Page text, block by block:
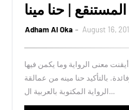
| حنا مينا
Adham Al Oka August 16,
معنى الرواية وما يكمن فيها
بالتأكيد حنا مينه من عمالقة
الرواية المكتوبة بالعربية ال…